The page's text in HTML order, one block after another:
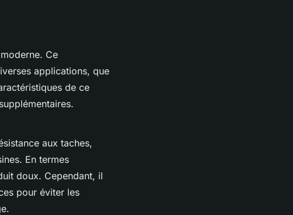
Ce
applications, que
de ce
aux taches,
En termes
doux. Cependant, il
pour éviter les